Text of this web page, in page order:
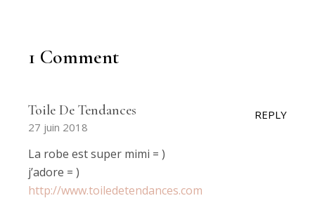
1 Comment
Toile De Tendances
27 juin 2018
REPLY
La robe est super mimi = )
j’adore = )
http://www.toiledetendances.com